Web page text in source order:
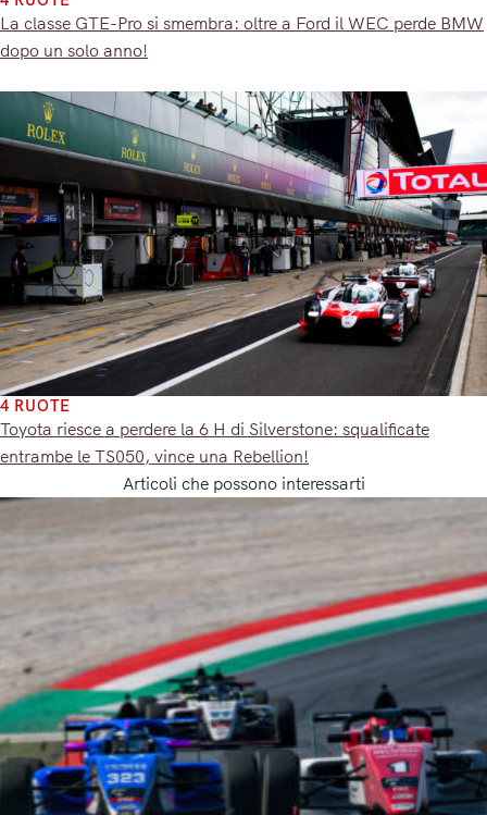
La classe GTE-Pro si smembra: oltre a Ford il WEC perde BMW
dopo un solo anno!
4 RUOTE
Toyota riesce a perdere la 6 H di Silverstone: squalificate
entrambe le TS050, vince una Rebellion!
Articoli che possono interessarti